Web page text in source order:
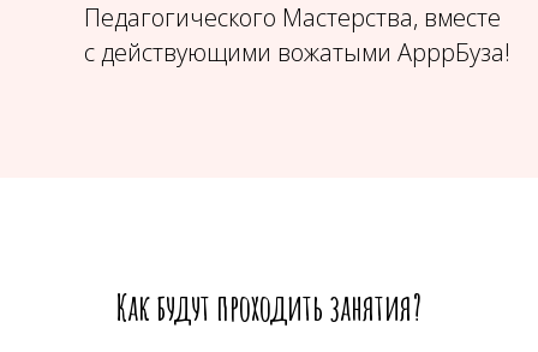
Педагогического Мастерства, вместе
с действующими вожатыми АрррБуза!
Как будут проходить занятия?